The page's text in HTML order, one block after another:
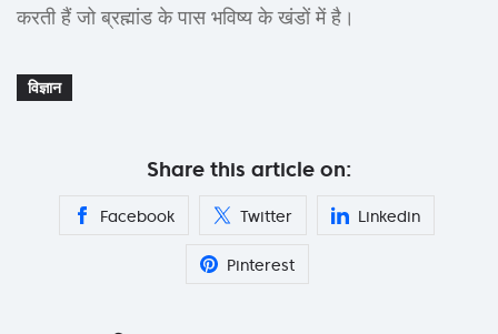
करती हैं जो ब्रह्मांड के पास भविष्य के खंडों में है।
विज्ञान
Share this article on:
Facebook Twitter Linkedin
Pinterest